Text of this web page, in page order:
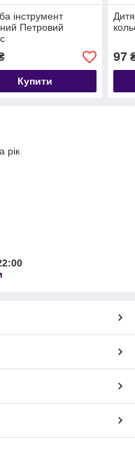
інструмент
Петровий
Купити
97
рік